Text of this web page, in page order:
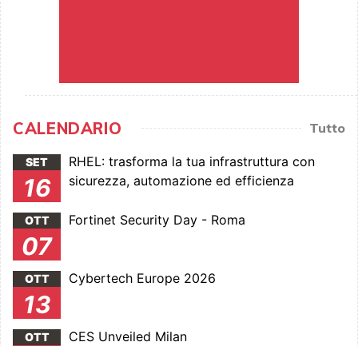
CALENDARIO Tutto
SET
16
RHEL: trasforma la tua infrastruttura con
sicurezza, automazione ed efficienza
OTT
07
Fortinet Security Day - Roma
OTT
13
Cybertech Europe 2026
OTT CES Unveiled Milan